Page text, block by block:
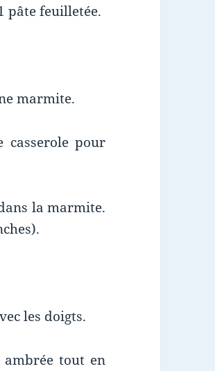
pâte feuilletée.
marmite.
pour
la marmite.
les doigts.
tout en